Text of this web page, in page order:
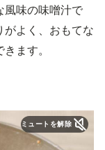
風味の味噌汁で
がよく、おもてな
ます。
ミュートを解除